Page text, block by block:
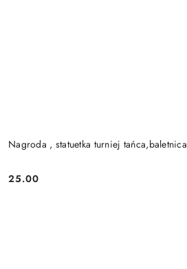
Nagroda , statuetka turniej
Cena:
25.00